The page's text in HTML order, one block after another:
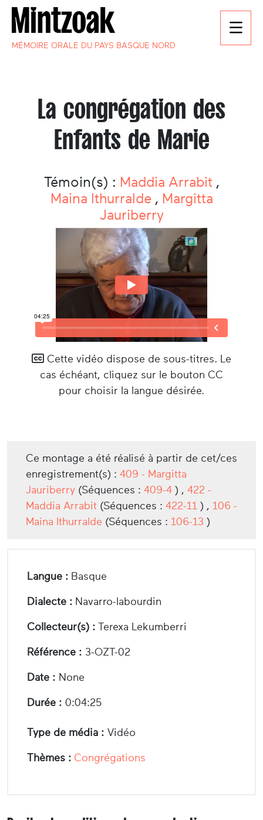
MÉMOIRE ORALE DU PAYS BASQUE NORD
La congrégation des
Enfants de Marie
Témoin(s) : Maddia Arrabit ,
Maina Ithurralde , Margitta
Jauriberry
Cette vidéo dispose de sous-titres. Le
cas échéant, cliquez sur le bouton CC
pour choisir la langue désirée.
Ce montage a été réalisé à partir de cet/ces
enregistrement(s) : 409 - Margitta
Jauriberry (Séquences : 409-4 ) , 422 -
Maddia Arrabit (Séquences : 422-11 ) , 106 -
Maina Ithurralde (Séquences : 106-13 )
Langue : Basque
Dialecte : Navarro-labourdin
Collecteur(s) : Terexa Lekumberri
Référence : 3-OZT-02
Date : None
Durée : 0:04:25
Type de média : Vidéo
Thèmes : Congrégations